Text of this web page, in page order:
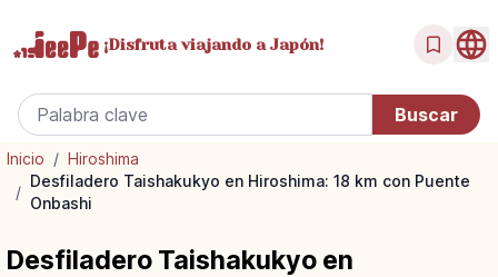
¡Disfrutaviajando a Japón!
Inicio / Hiroshima
/
Desfiladero Taishakukyo en Hiroshima: 18 km con Puente
Onbashi
Desfiladero Taishakukyo en